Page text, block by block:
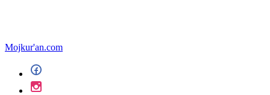
Mojkur'an.com